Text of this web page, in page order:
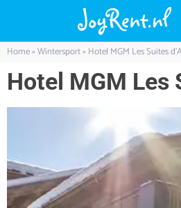
Home»Wintersport»Hotel MGM Les Suites
Hotel MGM Les